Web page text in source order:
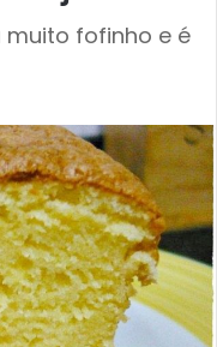
muito fofinho e é